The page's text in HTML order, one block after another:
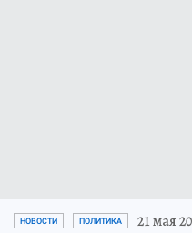
НОВОСТИ ПОЛИТИКА 21 мая